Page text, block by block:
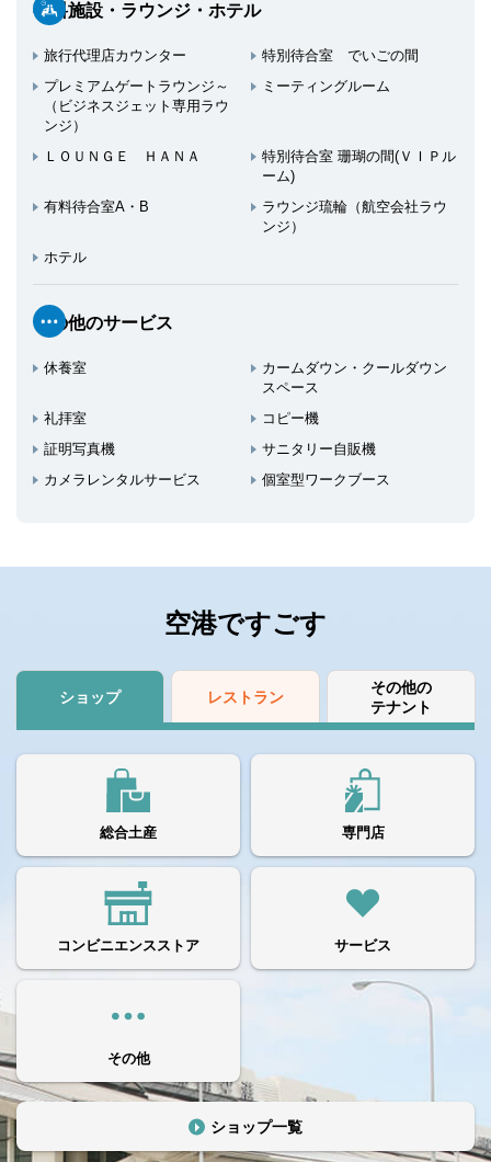
有料施設・ラウンジ・ホテル
旅行代理店カウンター
特別待合室 でいごの間
プレミアムゲートラウンジ～
（ビジネスジェット専用ラウ
ンジ）
ミーティングルーム
ＬＯＵＮＧＥ ＨＡＮＡ
特別待合室 珊瑚の間(ＶＩＰル
ーム)
有料待合室A・B
ラウンジ琉輪（航空会社ラウ
ンジ）
ホテル
その他のサービス
休養室
カームダウン・クールダウン
スペース
礼拝室
コピー機
証明写真機
サニタリー自販機
カメラレンタルサービス
個室型ワークブース
空港ですごす
ショップ レストラン
その他の
テナント
総合土産 専門店
コンビニエンスストア サービス
その他
ショップ一覧